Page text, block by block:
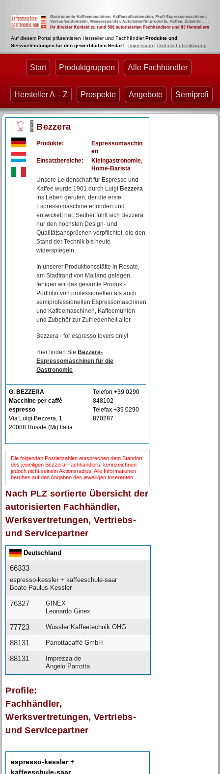
Auf diesem Portal präsentieren Hersteller und FachhändlerProdukte und
Serviceleistungen für den gewerblichen Bedarf
Impressum |Datenschutzerklärung
Start Produktgruppen Alle Fachhändler
Hersteller A – Z Prospekte Angebote Semiprofi
Bezzera
Produkte:
Espressomaschin
en
Einsatzbereiche:
Kleingastronomie,
Home-Barista
Unsere Leidenschaft für Espresso und
Kaffee wurde 1901 durch LuigiBezzera
ins Leben gerufen, der die erste
Espressomaschine erfunden und
entwickelt hat. Seither fühlt sich Bezzera
nur den höchsten Design- und
Qualitätsansprüchen verpflichtet, die den
Stand der Technik bis heute
widerspiegeln.
In unserer Produktionsstätte in Rosate,
am Stadtrand von Mailand gelegen,
fertigen wir das gesamte Produkt-
Portfolio von professionellen als auch
semiprofessionellen Espressomaschinen
und Kaffeemaschinen, Kaffeemühlen
und Zubehör zur Zufriedenheit aller.
Bezzera - for espresso lovers only!
Hier finden SieBezzera-
Espressomaschinen für die
Gastronomie
G. BEZZERA
Macchine per caffè
espresso
Via Luigi Bezzera, 1
20088 Rosate (Mi) Italia
Telefon +39 0290
848102
Telefax +39 0290
870287
Die folgenden Postleitzahlen entsprechen dem Standort
des jeweiligen Bezzera-Fachhändlers, kennzeichnen
jedoch nicht seinem Aktionsradius. Alle Informationen
beruhen auf den Angaben des jeweiligen Inserenten.
Nach PLZ sortierte Übersicht der
autorisierten Fachhändler,
Werksvertretungen, Vertriebs-
und Servicepartner
Deutschland
66333
espresso-kessler + kaffeeschule-saar
Beate Paulus-Kessler
76327
GINEX
Leonardo Ginex
77723 Wussler Kaffeetechnik OHG
88131 Parrottacaffè GmbH
88131
Imprezza.de
Angelo Parrotta
Profile:
Fachhändler,
Werksvertretungen, Vertriebs-
und Servicepartner
espresso-kessler +
kaffeeschule-saar